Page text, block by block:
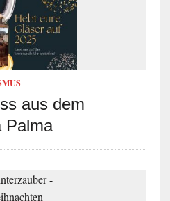
aus dem
Palma